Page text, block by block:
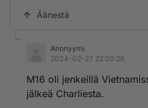
Äänestä
Anonyymi
2024-02-27 22:50:26
M16 oli jenkeillä
jälkeä Charliesta.